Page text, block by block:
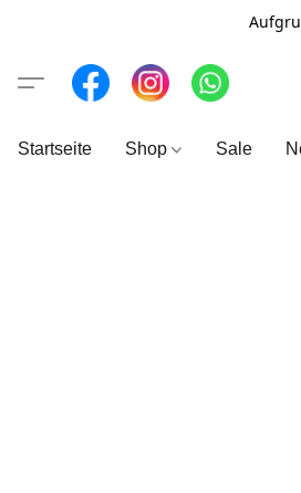
Startseite Shop Sale